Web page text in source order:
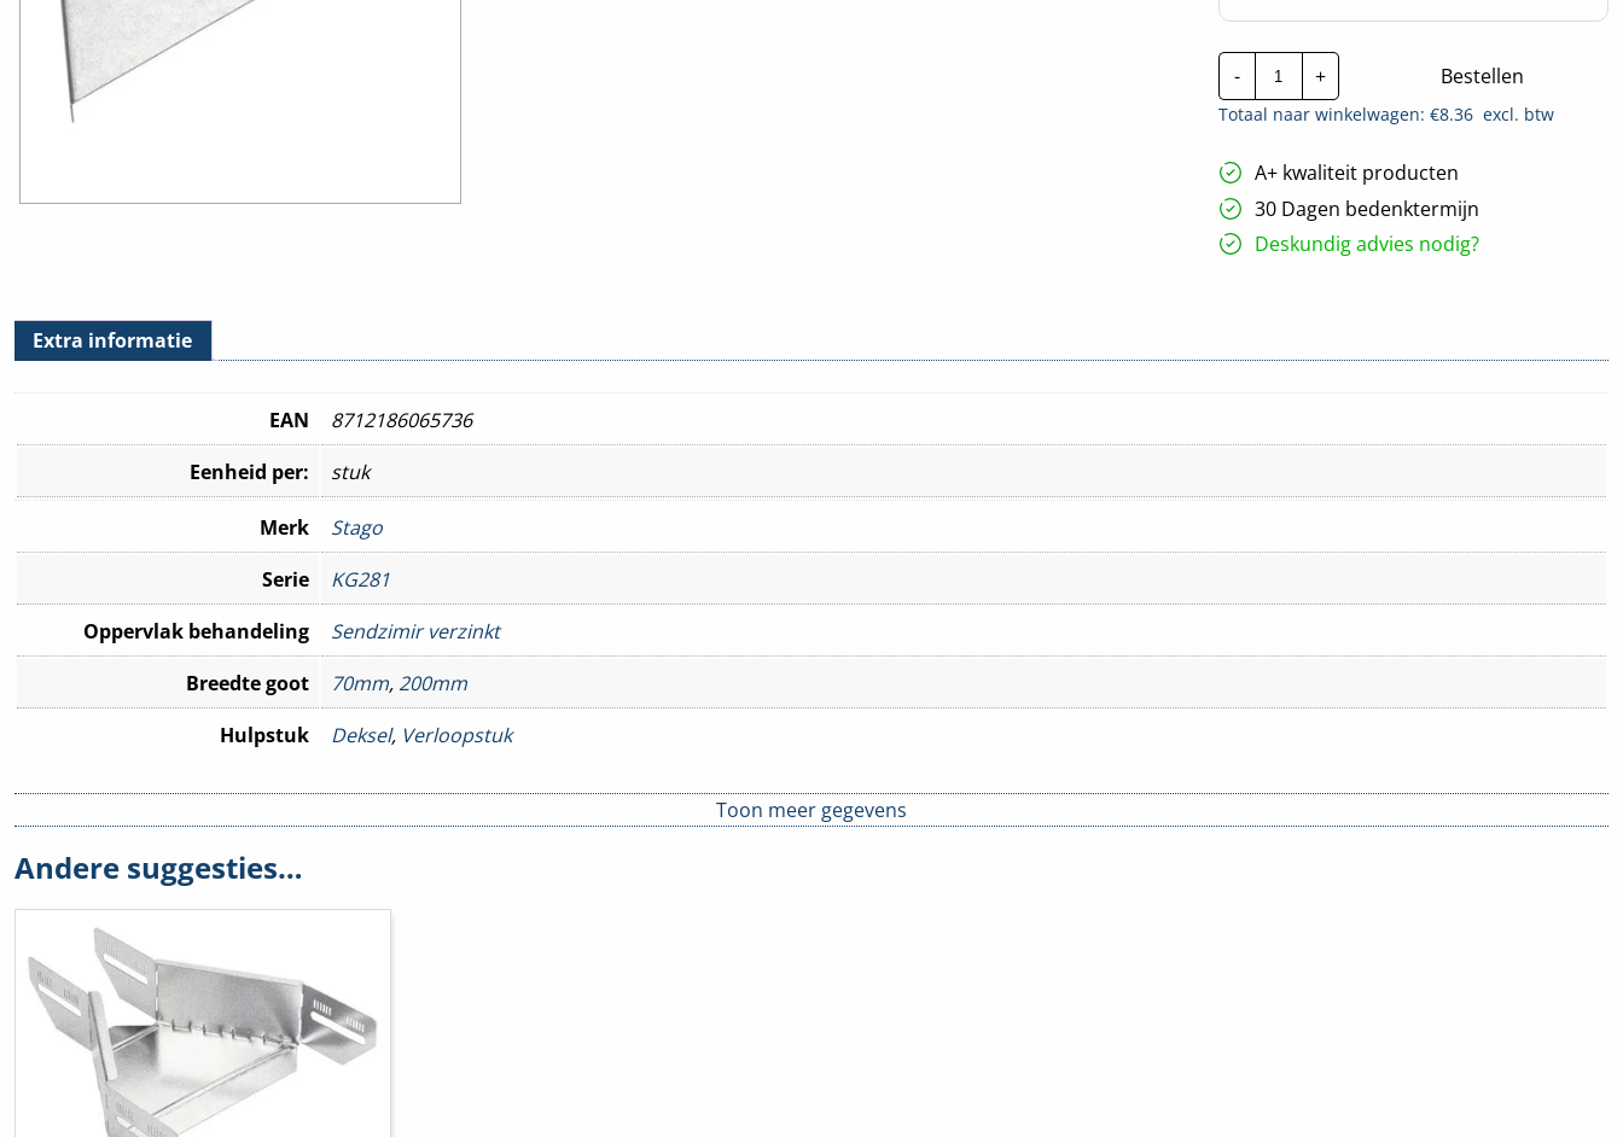
-
Stago
Verloopstukdeksel
Vlak
KG281
70-
200mm
hoeveelheid
+ Bestellen
Totaal naar winkelwagen: €8.36excl. btw
A+ kwaliteit producten
30 Dagen bedenktermijn
Deskundig advies nodig?
Extra informatie
EAN
8712186065736
Eenheid per:
stuk
Merk
Stago
Serie
KG281
Oppervlak behandeling
Sendzimir verzinkt
Breedte goot
70mm, 200mm
Hulpstuk
Deksel, Verloopstuk
Toon meer gegevens
Andere suggesties…